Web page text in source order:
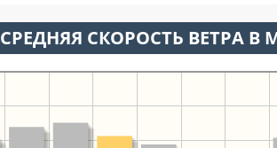
СРЕДНЯЯ СКОРОСТЬ ВЕТРА В